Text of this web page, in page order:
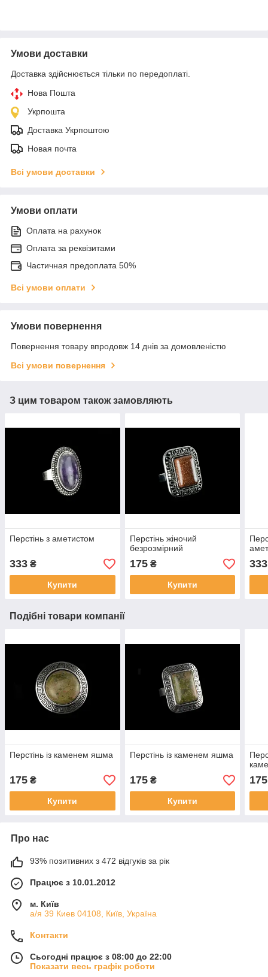
Умови доставки
Доставка здійснюється тільки по передоплаті.
Нова Пошта
Укрпошта
Доставка Укрпоштою
Новая почта
Всі умови доставки
Умови оплати
Оплата на рахунок
Оплата за реквізитами
Частичная предоплата 50%
Всі умови оплати
Умови повернення
Повернення товару впродовж 14 днів за домовленістю
Всі умови повернення
З цим товаром також замовляють
Перстінь з аметистом
333 ₴
Купити
Перстінь жіночий
безрозмірний
175₴
Купити
333
Подібні товари компанії
Перстінь із каменем яшма
175 ₴
Купити
Перстінь із каменем яшма
175₴
Купити
175
Про нас
93% позитивних з 472 відгуків за рік
Працює з 10.01.2012
м. Київ
а/я 39 Киев 04108, Київ, Україна
Контакти
Сьогодні працює з 08:00 до 22:00
Показати весь графік роботи